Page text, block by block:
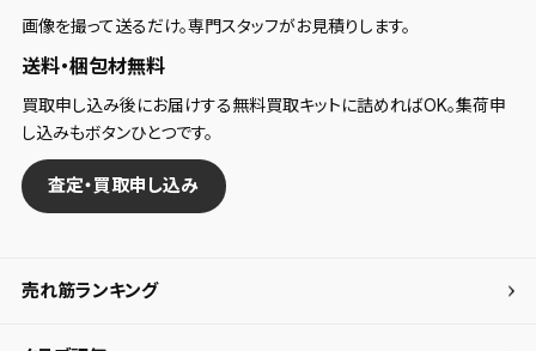
画像を撮って送るだけ。専門スタッフがお見積りします。
送料・梱包材無料
買取申し込み後にお届けする無料買取キットに詰めればOK。集荷申
し込みもボタンひとつです。
査定・買取申し込み
売れ筋ランキング